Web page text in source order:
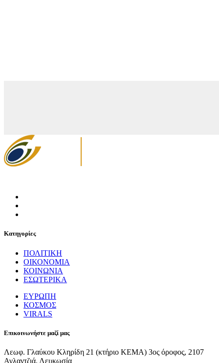
Κατηγορίες
ΠΟΛΙΤΙΚΗ
ΟΙΚΟΝΟΜΙΑ
ΚΟΙΝΩΝΙΑ
ΕΣΩΤΕΡΙΚΑ
ΕΥΡΩΠΗ
ΚΟΣΜΟΣ
VIRALS
Επικοινωνήστε μαζί μας
Λεωφ. Γλαύκου Κληρίδη 21 (κτήριο ΚΕΜΑ) 3ος όροφος, 2107
Αγλαντζιά, Λευκωσία